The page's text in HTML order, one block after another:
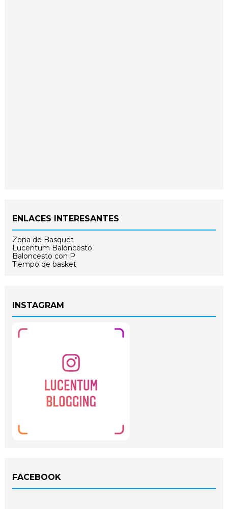
ENLACES INTERESANTES
Zona de Basquet
Lucentum Baloncesto
Baloncesto con P
Tiempo de basket
INSTAGRAM
FACEBOOK